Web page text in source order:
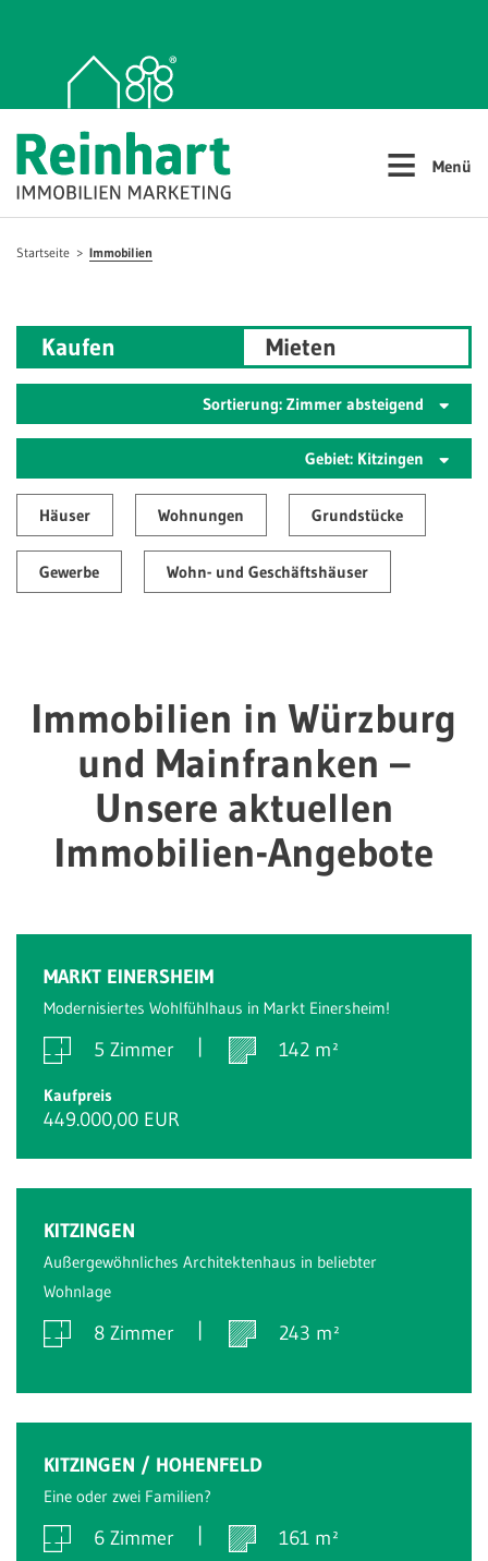
≡ Menü
Startseite Immobilien
Kaufen Mieten
Sortierung: Zimmer absteigend
Gebiet: Kitzingen
Häuser Wohnungen Grundstücke
Gewerbe Wohn- und Geschäftshäuser
Immobilien in Würzburg
und Mainfranken –
Unsere aktuellen
Immobilien-Angebote
MARKT EINERSHEIM
Modernisiertes Wohlfühlhaus in Markt Einersheim!
5 Zimmer 142 m²
Kaufpreis
449.000,00 EUR
KITZINGEN
Außergewöhnliches Architektenhaus in beliebter
Wohnlage
8 Zimmer 243 m²
KITZINGEN / HOHENFELD
Eine oder zwei Familien?
6 Zimmer 161 m²